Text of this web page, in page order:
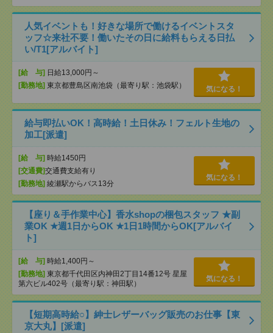
人気イベントも！好きな場所で働けるイベントスタ
ッフ☆来社不要！働いたその日に給料もらえる日払
い/T1[アルバイト]
[給 与] 日給13,000円～
[勤務地] 東京都豊島区南池袋（最寄り駅：池袋駅） 気になる！
給与即払いOK！高時給！土日休み！フェルト生地の
加工[派遣]
[給 与] 時給1450円
[交通費]交通費支給有り
[勤務地] 綾瀬駅からバス13分
気になる！
【座り＆手作業中心】香水shopの梱包スタッフ ★副
業OK ★週1日からOK ★1日1時間からOK[アルバイ
ト]
[給 与] 時給1,400円～
[勤務地] 東京都千代田区内神田2丁目14番12号 星屋
第六ビル402号（最寄り駅：神田駅）
気になる！
【短期高時給○】紳士レザーバッグ販売のお仕事【東
京大丸】[派遣]